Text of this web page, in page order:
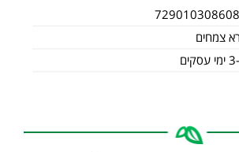
צמחים
עסקים